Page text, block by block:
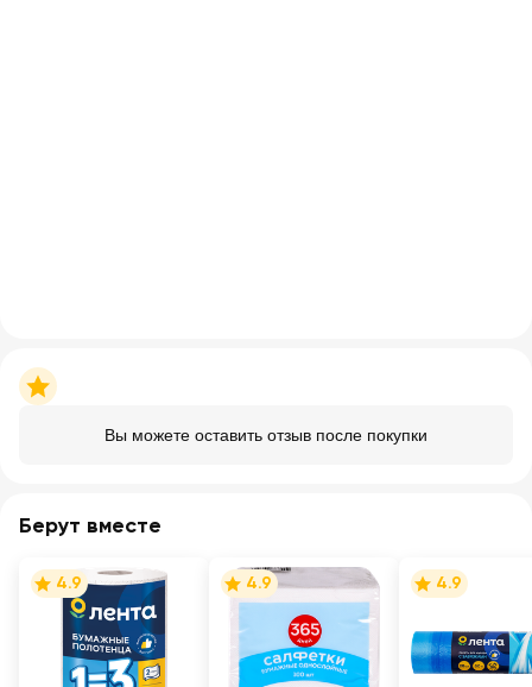
Вы можете оставить отзыв после покупки
Берут вместе
4.9 4.9 4.9